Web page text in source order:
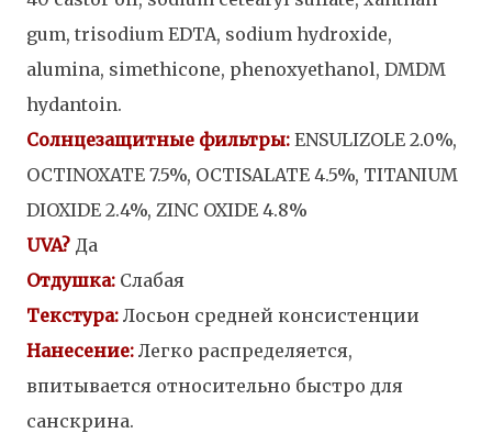
gum, trisodium EDTA, sodium hydroxide,
alumina, simethicone, phenoxyethanol, DMDM
hydantoin.
Солнцезащитные фильтры: ENSULIZOLE 2.0%,
OCTINOXATE 7.5%, OCTISALATE 4.5%, TITANIUM
DIOXIDE 2.4%, ZINC OXIDE 4.8%
UVA? Да
Отдушка: Слабая
Текстура: Лосьон средней консистенции
Нанесение: Легко распределяется,
впитывается относительно быстро для
санскрина.